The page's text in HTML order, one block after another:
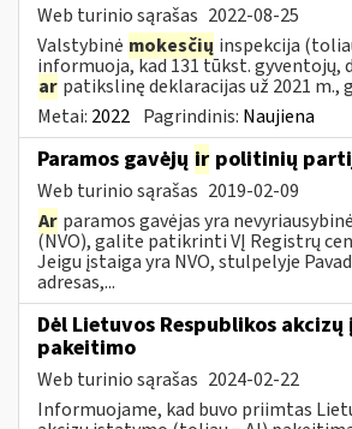
Web turinio sąrašas 2022-08-25
Valstybinė mokesčių inspekcija
informuoja, kad 131 tūkst. gyventojų,
ar patikslinę deklaracijas už 2021 m.,
Metai: 2022 Pagrindinis: Naujiena
Paramos gavėjų ir politinių
Web turinio sąrašas 2019-02-09
Ar paramos gavėjas yra
(NVO), galite patikrinti VĮ Registrų
Jeigu įstaiga yra NVO, stulpelyje
adresas,...
Dėl Lietuvos Respublikos
pakeitimo
Web turinio sąrašas 2024-02-22
Informuojame, kad buvo priimtas